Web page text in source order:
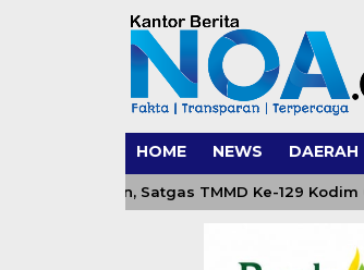
HOME NEWS DAERAH
Satgas TMMD Ke-129 Kodim 0102/